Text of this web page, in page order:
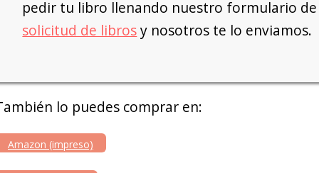
pedir tu libro llenando nuestro formulario de
solicitud de librosy nosotros te lo enviamos.
lo puedes comprar en:
Amazon (impreso)